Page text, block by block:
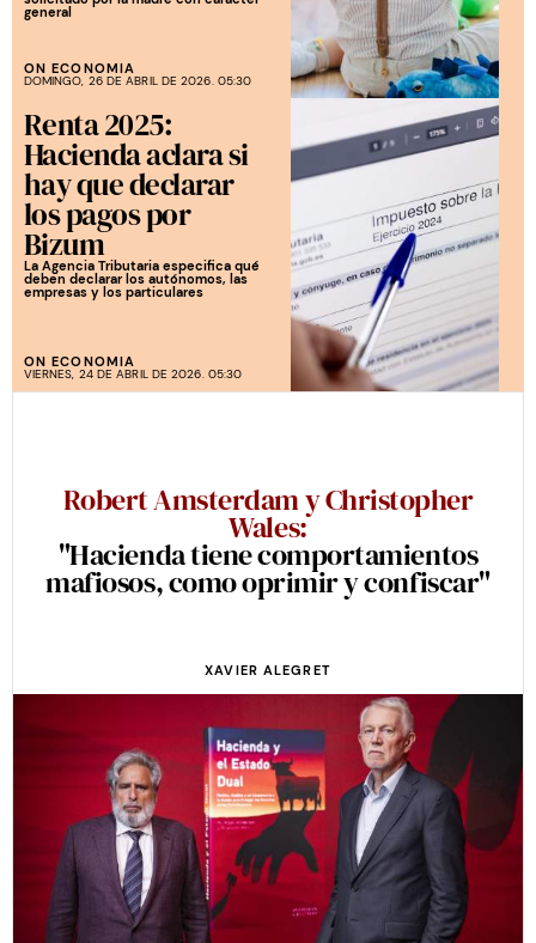
general
ON ECONOMIA
DOMINGO, 26 DE ABRIL DE 2026. 05:30
Renta 2025:
Hacienda aclara si
hay que declarar
los pagos por
Bizum
La Agencia Tributaria especifica qué
deben declarar los autónomos, las
empresas y los particulares
ON ECONOMIA
VIERNES, 24 DE ABRIL DE 2026. 05:30
Robert Amsterdam y Christopher
Wales:
"Hacienda tiene comportamientos
mafiosos, como oprimir y confiscar"
XAVIER ALEGRET